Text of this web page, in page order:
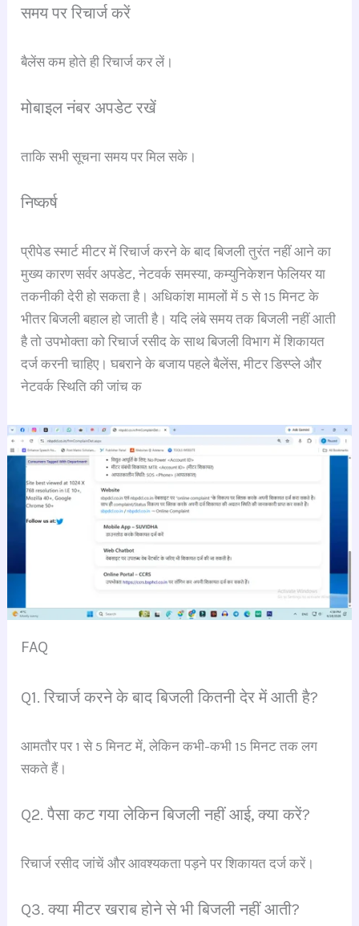
समय पर रिचार्ज करें
बैलेंस कम होते ही रिचार्ज कर लें।
मोबाइल नंबर अपडेट रखें
ताकि सभी सूचना समय पर मिल सके।
निष्कर्ष
प्रीपेड स्मार्ट मीटर में रिचार्ज करने के बाद बिजली तुरंत नहीं आने का
मुख्य कारण सर्वर अपडेट, नेटवर्क समस्या, कम्युनिकेशन फेलियर या
तकनीकी देरी हो सकता है। अधिकांश मामलों में 5 से 15 मिनट के
भीतर बिजली बहाल हो जाती है। यदि लंबे समय तक बिजली नहीं आती
है तो उपभोक्ता को रिचार्ज रसीद के साथ बिजली विभाग में शिकायत
दर्ज करनी चाहिए। घबराने के बजाय पहले बैलेंस, मीटर डिस्प्ले और
नेटवर्क स्थिति की जांच क
FAQ
Q1. रिचार्ज करने के बाद बिजली कितनी देर में आती है?
आमतौर पर 1 से 5 मिनट में, लेकिन कभी-कभी 15 मिनट तक लग
सकते हैं।
Q2. पैसा कट गया लेकिन बिजली नहीं आई, क्या करें?
रिचार्ज रसीद जांचें और आवश्यकता पड़ने पर शिकायत दर्ज करें।
Q3. क्या मीटर खराब होने से भी बिजली नहीं आती?